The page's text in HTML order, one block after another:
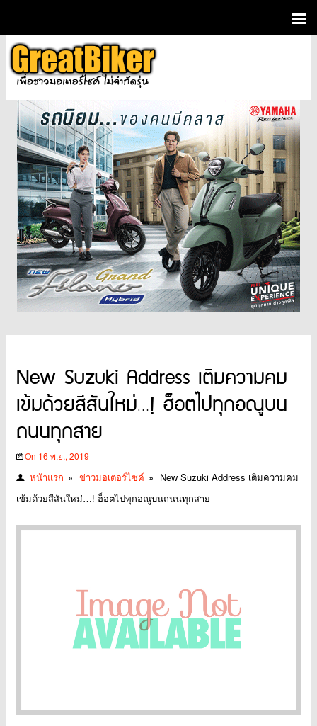
New Suzuki Address เติมความคม
เข้มด้วยสีสันใหม่…! ฮ็อตไปทุกอณูบน
ถนนทุกสาย
On 16 พ.ย., 2019
หน้าแรก » ข่าวมอเตอร์ไซค์ » New Suzuki Address เติมความคม
เข้มด้วยสีสันใหม่…! ฮ็อตไปทุกอณูบนถนนทุกสาย